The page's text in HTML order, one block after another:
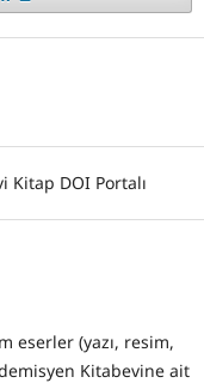
Kitap DOI Portalı
eserler (yazı, resim,
Kitabevine ait